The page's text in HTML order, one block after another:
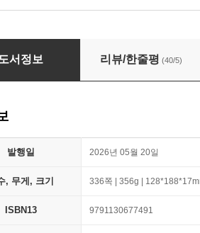
뇌과학
도서정보 리뷰/한줄평 (40/5)
발행일 2026년 05월 20일
, 무게, 크기 336쪽 | 356g |
ISBN13 9791130677491